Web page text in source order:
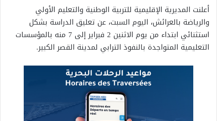
أعلنت المديرية الإقليمية للتربية الوطنية والتعليم الأولي
والرياضة بالعرائش، اليوم السبت، عن تعليق الدراسة بشكل
استثنائي ابتداء من يوم الاثنين 2 فبراير إلى 7 منه بالمؤسسات
التعليمية المتواجدة بالنفوذ الترابي لمدينة القصر الكبير.